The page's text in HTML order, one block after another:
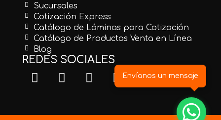
Sucursales
Cotización Express
Catálogo de Láminas para Cotización
Catálogo de Productos Venta en Línea
Blog
REDES SOCIALES
Envíanos un mensaje